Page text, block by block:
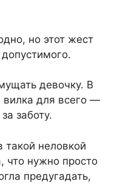
но этот жест
девочку. В
вилка для всего —
заботу.
такой неловкой
что нужно просто
предугадать,